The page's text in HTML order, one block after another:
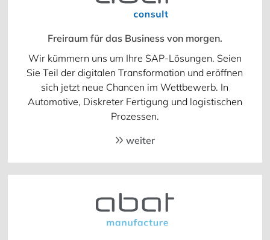
Freiraum für das Business von morgen.
Wir kümmern uns um Ihre SAP-Lösungen. Seien
Sie Teil der digitalen Transformation und eröffnen
sich jetzt neue Chancen im Wettbewerb. In
Automotive, Diskreter Fertigung und logistischen
Prozessen.
weiter